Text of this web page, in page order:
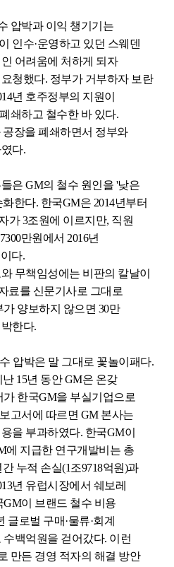
압박과 이익 챙기기는
인수·운영하고 있던 스웨덴
어려움에 처하게 되자
청했다. 정부가 거부하자 보란
년 호주정부의 지원이
쇄하고 철수한 바 있다.
공장을 폐쇄하면서 정부와
다.
은 GM의 철수 원인을 '낮은
한다. 한국GM은 2014년부터
가 3조원에 이르지만, 직원
만원에서 2016년
다.
무책임성에는 비판의 칼날이
료를 신문기사로 그대로
양보하지 않으면 30만
한다.
압박은 말 그대로 꽃놀이패다.
15년 동안 GM은 온갖
한국GM을 부실기업으로
고서에 따르면 GM 본사는
을 부과하였다. 한국GM이
에 지급한 연구개발비는 총
누적 손실(1조9718억원)과
년 유럽시장에서 쉐보레
이 브랜드 철수 비용
글로벌 구매·물류·회계
백억원을 걷어갔다. 이런
만든 경영 적자의 해결 방안